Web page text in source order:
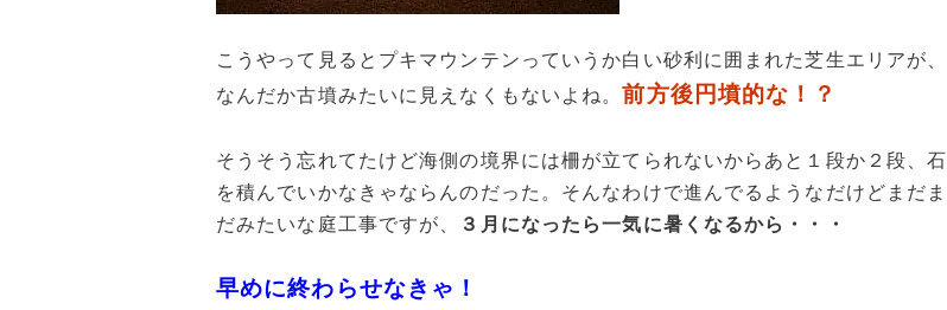
こうやって見るとプキマウンテンっていうか白い砂利に囲まれた芝生エリアが、
なんだか古墳みたいに見えなくもないよね。前方後円墳的な！？
そうそう忘れてたけど海側の境界には柵が立てられないからあと１段か２段、石
を積んでいかなきゃならんのだった。そんなわけで進んでるようなだけどまだま
だみたいな庭工事ですが、
３月になったら一気に暑くなるから・・・
早めに終わらせなきゃ！